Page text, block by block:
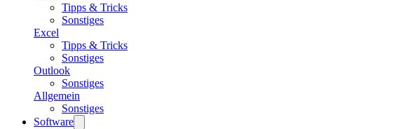
Tipps & Tricks
Sonstiges
Excel
Tipps & Tricks
Sonstiges
Outlook
Sonstiges
Allgemein
Sonstiges
Software